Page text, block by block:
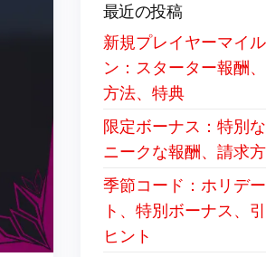
最近の投稿
新規プレイヤーマイ
ン：スターター報酬
方法、特典
限定ボーナス：特別
ニークな報酬、請求
季節コード：ホリデ
ト、特別ボーナス、
ヒント